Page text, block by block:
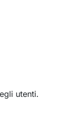
utenti.